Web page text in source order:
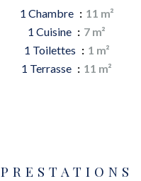
1 Chambre
11 m²
1 Cuisine
7 m²
1 Toilettes
1 m²
1 Terrasse
11 m²
PRESTATIONS